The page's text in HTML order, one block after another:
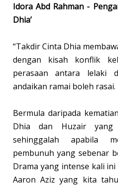
Idora Abd Rahman -
Dhia’
“Takdir Cinta Dhia
dengan kisah konflik
perasaan antara lelaki
andaikan ramai boleh rasai.
Bermula daripada
Dhia dan Huzair yang
sehinggalah apabila
pembunuh yang sebenar
Drama yang intense kali
Aaron Aziz yang kita